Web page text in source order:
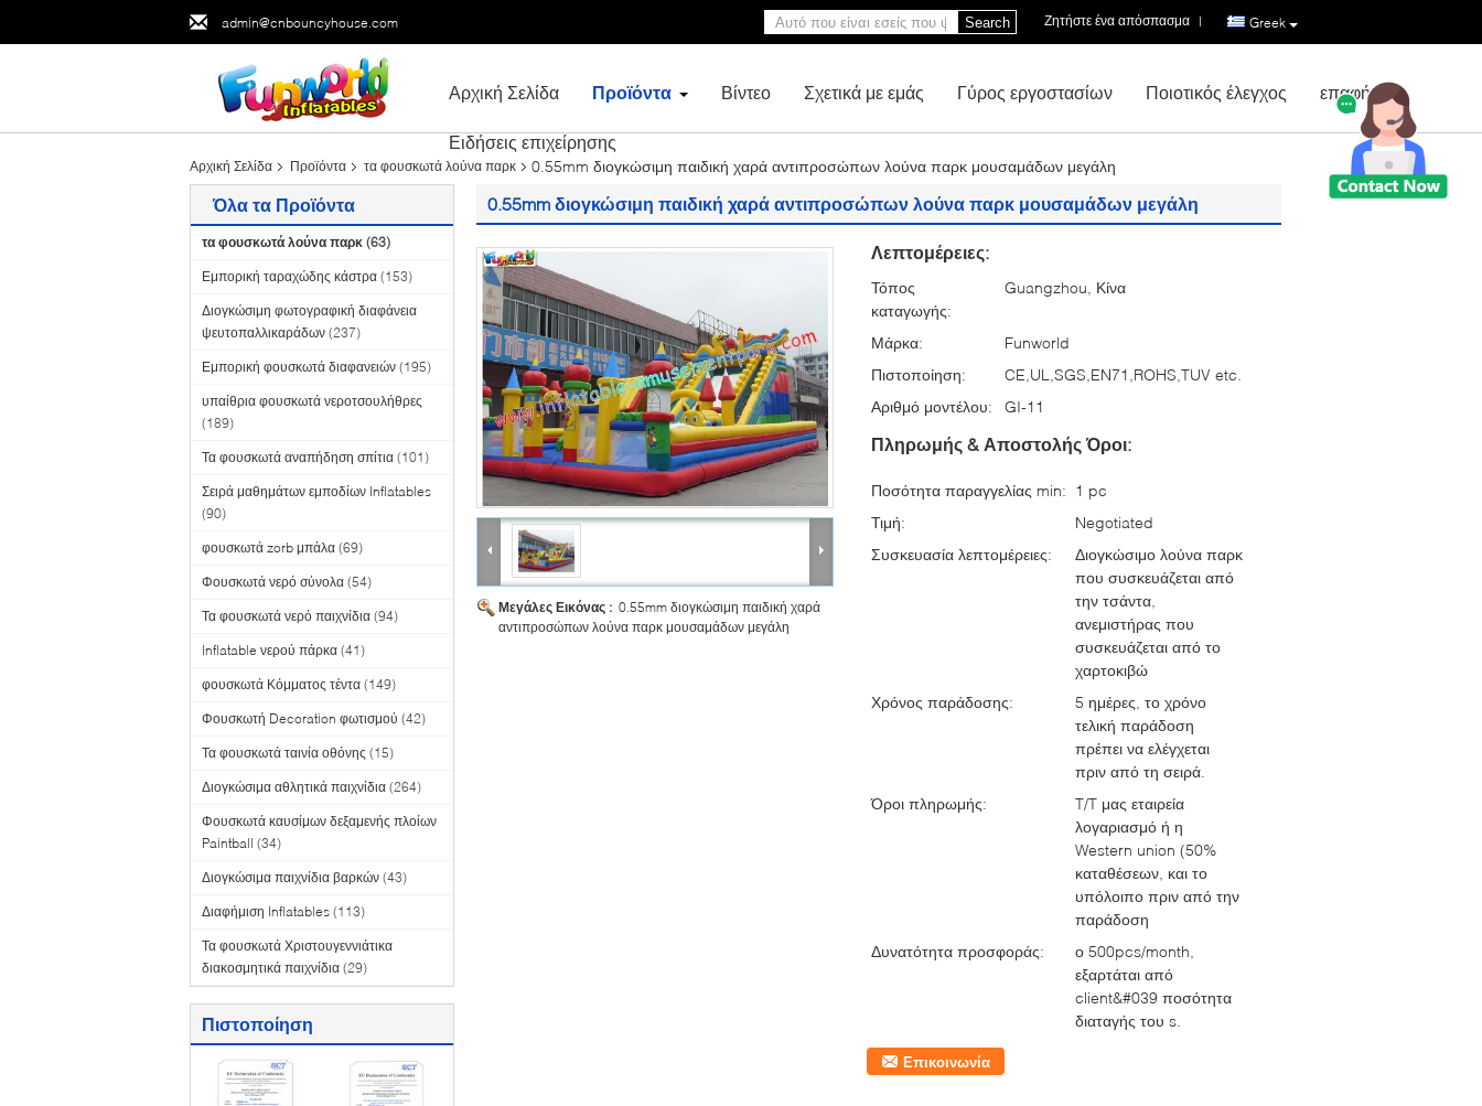
admin@cnbouncyhouse.com Greek
Ζητήστε ένα απόσπασμα |
Search
Αρχική Σελίδα Προϊόντα Βίντεο Σχετικά με εμάς Γύρος εργοστασίων Ποιοτικός έλεγχος επαφή
Ειδήσεις επιχείρησης
Αρχική Σελίδα Προϊόντα τα φουσκωτά λούνα παρκ 0.55mm διογκώσιμη παιδική χαρά αντιπροσώπων λούνα παρκ μουσαμάδων μεγάλη
Όλα τα Προϊόντα
τα φουσκωτά λούνα παρκ (63)
Εμπορική ταραχώδης κάστρα (153)
Διογκώσιμη φωτογραφική διαφάνεια
ψευτοπαλλικαράδων (237)
Εμπορική φουσκωτά διαφανειών (195)
υπαίθρια φουσκωτά νεροτσουλήθρες
(189)
Τα φουσκωτά αναπήδηση σπίτια (101)
Σειρά μαθημάτων εμποδίων Inflatables
(90)
φουσκωτά zorb μπάλα (69)
Φουσκωτά νερό σύνολα (54)
Τα φουσκωτά νερό παιχνίδια (94)
Inflatable νερού πάρκα (41)
φουσκωτά Κόμματος τέντα (149)
Φουσκωτή Decoration φωτισμού (42)
Τα φουσκωτά ταινία οθόνης (15)
Διογκώσιμα αθλητικά παιχνίδια (264)
Φουσκωτά καυσίμων δεξαμενής πλοίων
Paintball (34)
Διογκώσιμα παιχνίδια βαρκών (43)
Διαφήμιση Inflatables (113)
Τα φουσκωτά Χριστουγεννιάτικα
διακοσμητικά παιχνίδια (29)
Πιστοποίηση
0.55mm διογκώσιμη παιδική χαρά αντιπροσώπων λούνα παρκ μουσαμάδων μεγάλη
Μεγάλες Εικόνας : 0.55mm διογκώσιμη παιδική χαρά
αντιπροσώπων λούνα παρκ μουσαμάδων μεγάλη
Λεπτομέρειες:
Τόπος
καταγωγής:
Guangzhou, Κίνα
Μάρκα:
Funworld
Πιστοποίηση:
CE,UL,SGS,EN71,ROHS,TUV etc.
Αριθμό μοντέλου:
GI-11
Πληρωμής & Αποστολής Όροι:
Ποσότητα παραγγελίας min: 1 pc
Τιμή:
Negotiated
Συσκευασία λεπτομέρειες:
Διογκώσιμο λούνα παρκ
που συσκευάζεται από
την τσάντα,
ανεμιστήρας που
συσκευάζεται από το
χαρτοκιβώ
Χρόνος παράδοσης:
5 ημέρες, το χρόνο
τελική παράδοση
πρέπει να ελέγχεται
πριν από τη σειρά.
Όροι πληρωμής:
T/T μας εταιρεία
λογαριασμό ή η
Western union (50%
καταθέσεων, και το
υπόλοιπο πριν από την
παράδοση
Δυνατότητα προσφοράς:
ο 500pcs/month,
εξαρτάται από
client&#039 ποσότητα
διαταγής του s.
Επικοινωνία